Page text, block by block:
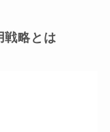
略とは